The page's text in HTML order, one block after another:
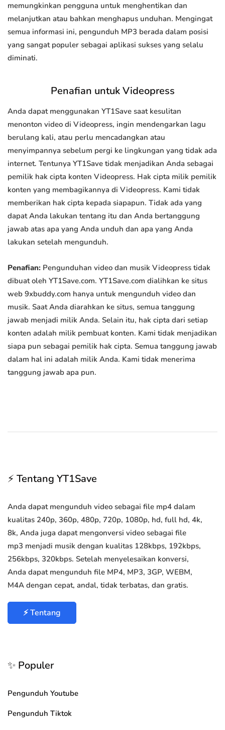
memungkinkan pengguna untuk menghentikan dan
melanjutkan atau bahkan menghapus unduhan. Mengingat
semua informasi ini, pengunduh MP3 berada dalam posisi
yang sangat populer sebagai aplikasi sukses yang selalu
diminati.
Penafian untuk Videopress
Anda dapat menggunakan YT1Save saat kesulitan
menonton video di Videopress, ingin mendengarkan lagu
berulang kali, atau perlu mencadangkan atau
menyimpannya sebelum pergi ke lingkungan yang tidak ada
internet. Tentunya YT1Save tidak menjadikan Anda sebagai
pemilik hak cipta konten Videopress. Hak cipta milik pemilik
konten yang membagikannya di Videopress. Kami tidak
memberikan hak cipta kepada siapapun. Tidak ada yang
dapat Anda lakukan tentang itu dan Anda bertanggung
jawab atas apa yang Anda unduh dan apa yang Anda
lakukan setelah mengunduh.
Penafian: Pengunduhan video dan musik Videopress tidak
dibuat oleh YT1Save.com. YT1Save.com dialihkan ke situs
web 9xbuddy.com hanya untuk mengunduh video dan
musik. Saat Anda diarahkan ke situs, semua tanggung
jawab menjadi milik Anda. Selain itu, hak cipta dari setiap
konten adalah milik pembuat konten. Kami tidak menjadikan
siapa pun sebagai pemilik hak cipta. Semua tanggung jawab
dalam hal ini adalah milik Anda. Kami tidak menerima
tanggung jawab apa pun.
⚡ Tentang YT1Save
Anda dapat mengunduh video sebagai file mp4 dalam
kualitas 240p, 360p, 480p, 720p, 1080p, hd, full hd, 4k,
8k, Anda juga dapat mengonversi video sebagai file
mp3 menjadi musik dengan kualitas 128kbps, 192kbps,
256kbps, 320kbps. Setelah menyelesaikan konversi,
Anda dapat mengunduh file MP4, MP3, 3GP, WEBM,
M4A dengan cepat, andal, tidak terbatas, dan gratis.
⚡ Tentang
✨ Populer
Pengunduh Youtube
Pengunduh Tiktok